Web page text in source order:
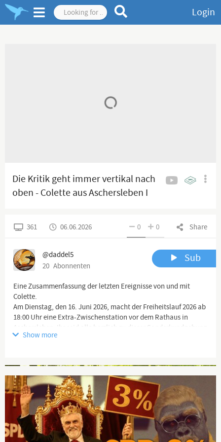
Login
Die Kritik geht immer vertikal nach
oben - Colette aus Aschersleben I
Share
0 0
361 06.06.2026
@daddel5
20 Abonnenten
Sub
Eine Zusammenfassung der letzten Ereignisse von und mit
Colette.
Am Dienstag, den 16. Juni 2026, macht der Freiheitslauf 2026 ab
18:00 Uhr eine Extra-Zwischenstation vor dem Rathaus in
Aschersleben. Ihr seid alle herzlich zu dieser Sonderkundgebung
eingeladen.
#Widerstand
Alle Infos zum #LaufFürFreiheit 2026:www.freiheitslauf.de
❌Haftungsausschluss:❌
@daddel5
Show more